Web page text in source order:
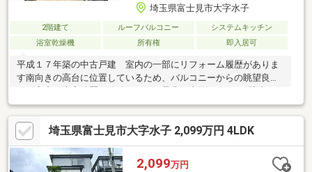
埼玉県富士見市大字水子
2階建て ルーフバルコニー
システムキッチン
浴室乾燥機
所有権 即入居可
平成１７年築の中古戸建 室内の一部にリフォーム履歴がありま
す南向きの高台に位置しているため、バルコニーからの眺望良好
きる車には制限があります※公簿売買（境界非明示）となります※
建物面積の他に、小屋裏収納部分（約１４．９㎡）があります※
現在は公共下水を利用していますが、地中に浄化槽の埋設物があ
ります
埼玉県富士見市大字水子 2,099万円 4LDK
2,099万円